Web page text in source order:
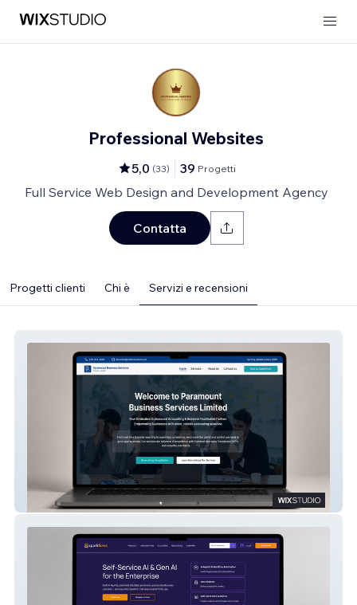
Professional Websites
5,0 (33) 39 Progetti
Full Service Web Design and Development Agency
Contatta
Progetti clienti Chi è Servizi e recensioni
Paramount Business Services